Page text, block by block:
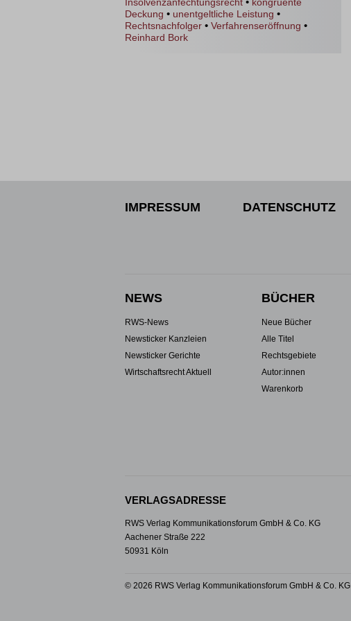
Deckung • unentgeltliche Leistung •
Rechtsnachfolger • Verfahrenseröffnung •
Reinhard Bork
IMPRESSUM DATENSCHUTZ
NEWS
RWS-News
Newsticker Kanzleien
Newsticker Gerichte
Wirtschaftsrecht Aktuell
BÜCHER
Neue Bücher
Alle Titel
Rechtsgebiete
Autor:innen
Warenkorb
VERLAGSADRESSE
RWS Verlag Kommunikationsforum GmbH & Co. KG
Aachener Straße 222
50931 Köln
© 2026 RWS Verlag Kommunikationsforum GmbH & Co. KG